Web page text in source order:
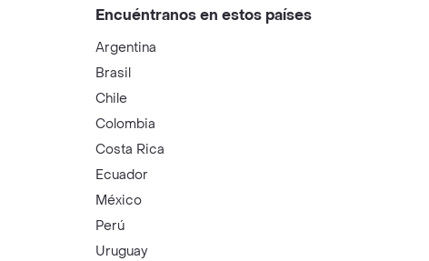
Encuéntranos en estos países
Argentina
Brasil
Chile
Colombia
Costa Rica
Ecuador
México
Perú
Uruguay